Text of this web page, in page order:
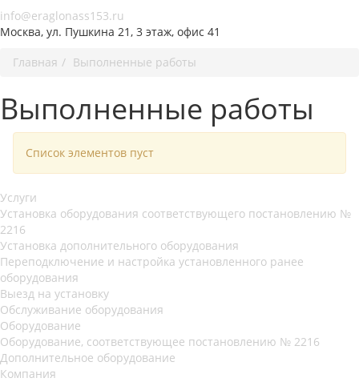
info@eraglonass153.ru
Москва, ул. Пушкина 21, 3 этаж, офис 41
Главная
Выполненные работы
Выполненные работы
Список элементов пуст
Услуги
Установка оборудования соответствующего постановлению №
2216
Установка дополнительного оборудования
Переподключение и настройка установленного ранее
оборудования
Выезд на установку
Обслуживание оборудования
Оборудование
Оборудование, соответствующее постановлению № 2216
Дополнительное оборудование
Компания